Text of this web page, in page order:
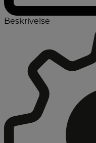
Beskrivelse